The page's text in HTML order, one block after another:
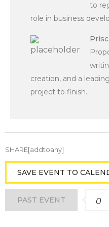
to
role in business
creation, and a
project to finish.
SHARE[addtoany]
SAVE EVENT TO
PAST EVENT 0